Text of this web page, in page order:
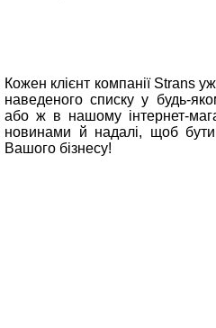
Кожен клієнт компанії Strans
наведеного списку у будь-
або ж в нашому інтернет-
новинами й надалі, щоб
Вашого бізнесу!